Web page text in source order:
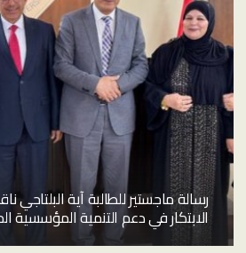
رسالة ماجستير للطالبة آية البلتاجي
الابتكار في دعم التنمية المؤسسية